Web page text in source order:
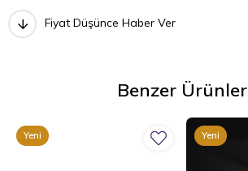
Fiyat Düşünce Haber Ver
Benzer Ürünler
Yeni
Yeni